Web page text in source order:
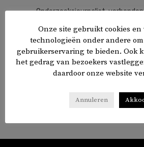
Onderzoeksjournalist,
Publiceerde in onder meer Follow
de Groene Amsterdammer en
Auteur van 'Oekraïne in het
Freelance programmamaker. Mede-
van Aralez, een grassroots-
Onze site gebruikt cookies
technologieën onder andere
gebruikerservaring te bieden. Ook
het gedrag van bezoekers
daardoor onze website
Annuleren